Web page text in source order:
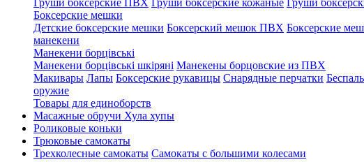
Боксерские мешки
Детские боксерские мешки Боксерский мешок ПВХ Боксерские
манекени
Манекени борцівські
Манекени борцівські шкіряні Манекены борцовские из ПВХ
Макивары Лапы Боксерские рукавицы Снарядные перчатки
оружие
Товары для единоборств
Масажные обручи Хула хупы
Роликовые коньки
Трюковые самокаты
Трехколесные самокаты Самокаты с большими колесами